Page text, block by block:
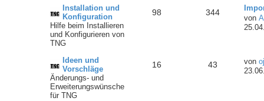
Installation und
Konfiguration
Hilfe beim Installieren
und Konfigurieren von
TNG
98 344
von
Ideen und
Vorschläge
Änderungs- und
Erweiterungswünsche
für TNG
16 43 von